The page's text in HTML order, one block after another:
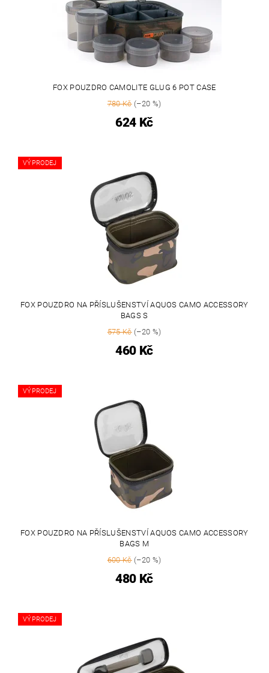
FOX POUZDRO CAMOLITE GLUG 6 POT CASE
780 Kč(–20 %)
624 Kč
VÝPRODEJ
FOX POUZDRO NA PŘÍSLUŠENSTVÍ AQUOS CAMO ACCESSORY
BAGS S
575 Kč(–20 %)
460 Kč
VÝPRODEJ
FOX POUZDRO NA PŘÍSLUŠENSTVÍ AQUOS CAMO ACCESSORY
BAGS M
600 Kč(–20 %)
480 Kč
VÝPRODEJ